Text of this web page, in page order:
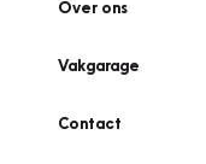
Over ons
Vakgarage
Contact